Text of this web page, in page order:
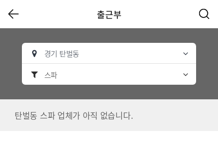
출근부
경기 탄벌동
스파
탄벌동 스파 업체가 아직 없습니다.